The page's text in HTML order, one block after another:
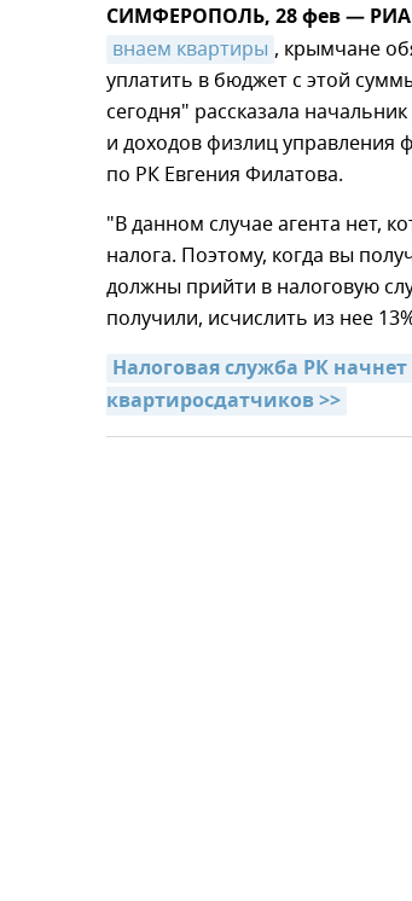
СИМФЕРОПОЛЬ, 28 фев —
внаем квартиры , крымчане
уплатить в бюджет с этой
сегодня" рассказала
и доходов физлиц управления
по РК Евгения Филатова.
"В данном случае агента нет,
налога. Поэтому, когда вы
должны прийти в налоговую
получили, исчислить из нее
Налоговая служба РК
квартиросдатчиков >>